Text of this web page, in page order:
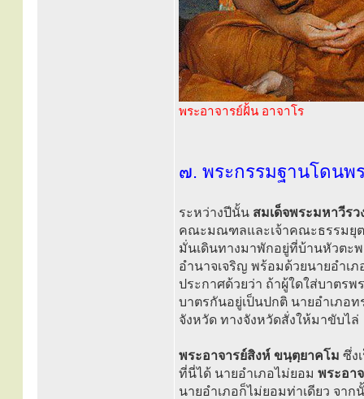
พระอาจารย์ฝั้น อาจาโร
๗. พระกรรมฐานโดนพ
ระหว่างปีนั้น สมเด็จพระมหาวีร
คณะมณฑลและเจ้าคณะธรรมยุ
มั่นเดินทางมาพักอยู่ที่บ้านหัวตะ
อำนาจเจริญ พร้อมด้วยนายอำเ
ประกาศด้วยว่า ถ้าผู้ใดใส่บาตร
บาตรกันอยู่เป็นปกติ นายอำเภอ
จังหวัด ทางจังหวัดสั่งให้มาขับไล่
พระอาจารย์สิงห์ ขนฺตฺยาคโม ซึ่ง
ที่นี่ได้ นายอำเภอไม่ยอม พระอา
นายอำเภอก็ไม่ยอมท่าเดียว จา